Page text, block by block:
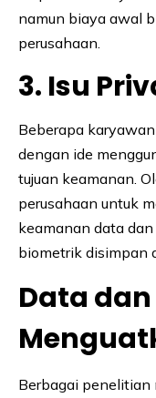
namun biaya awal
perusahaan.
3. Isu
Beberapa
dengan ide
tujuan keamanan.
perusahaan untuk
keamanan data
biometrik disimpan
Data
Berbagai